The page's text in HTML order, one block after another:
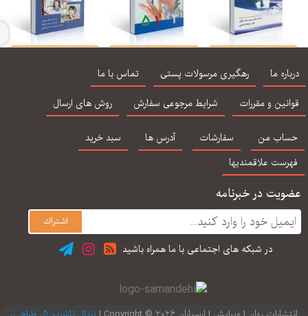
و نوجوان (سیف
نراقی)
ریاضی
ما رهگیری مرسولات پستی
تماس با ما
و مقررات
شرایط مرجوعی سفارش روش های ارسال
من سفارشات آدرس ها
سبد خرید
علاقمندیها
در خبرنامه
در شبكه های اجتماعی با ما همراه باشید